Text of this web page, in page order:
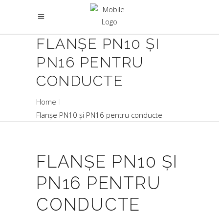
FLANȘE PN10 ȘI
PN16 PENTRU
CONDUCTE
Home
Flanșe PN10 și PN16 pentru conducte
FLANȘE PN10 ȘI
PN16 PENTRU
CONDUCTE